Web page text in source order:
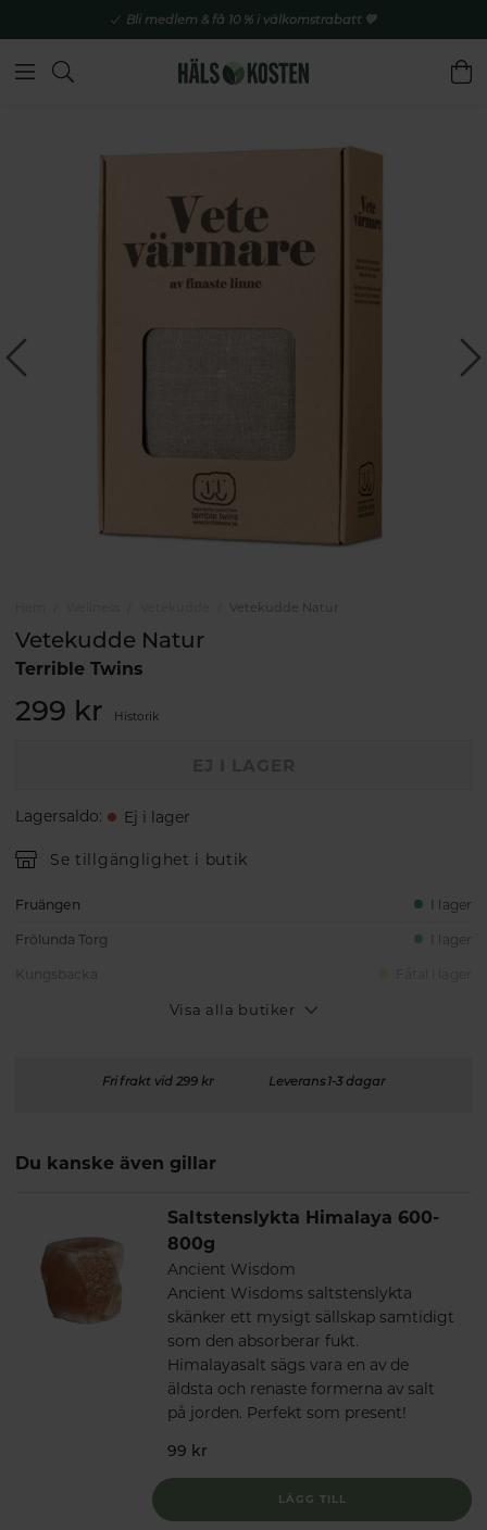
Bli medlem & få 10 % i välkomstrabatt 💚
Vetekudde Natur
Vetekudde Natur
Terrible Twins
299 kr Historik
Lagersaldo: Ej i lager
Se tillgänglighet i butik
Fruängen I lager
Frölunda Torg I lager
Visa alla butiker
Fri frakt vid 299 kr Leverans 1-3 dagar
Du kanske även gillar
Saltstenslykta Himalaya 600-
800g
Ancient Wisdom
Ancient Wisdoms saltstenslykta
skänker ett mysigt sällskap samtidigt
som den absorberar fukt.
Himalayasalt sägs vara en av de
äldsta och renaste formerna av salt
på jorden. Perfekt som present!
99 kr
LÄGG TILL